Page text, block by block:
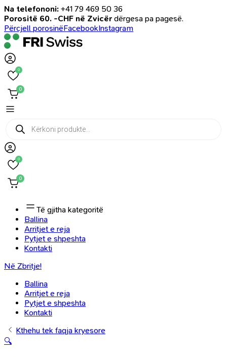
Na telefononi: +41 79 469 50 36
Porositë 60. -CHF në Zvicër dërgesa pa pagesë.
Përcjell porosinëFacebookInstagram
0
0
Products
search
0
0
Të gjitha kategoritë
Ballina
Arritjet e reja
Pytjet e shpeshta
Kontakti
Në Zbritje!
Ballina
Arritjet e reja
Pytjet e shpeshta
Kontakti
Kthehu tek faqja kryesore
🔍